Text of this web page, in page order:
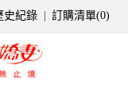
史紀錄 訂購清單(0)